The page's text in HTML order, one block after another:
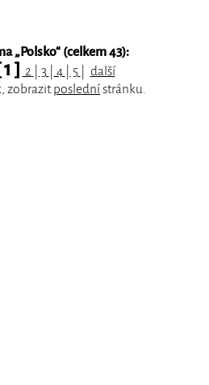
„Polsko“ (celkem 43):
1 ] 2 3 4 5
další
zobrazitposlednístránku.